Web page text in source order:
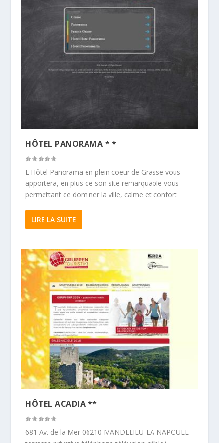
HÔTEL PANORAMA * *
L'Hôtel Panorama en plein coeur de Grasse vous
apportera, en plus de son site remarquable vous
permettant de dominer la ville, calme et confort
LIRE LA SUITE
HÔTEL ACADIA **
681 Av. de la Mer 06210 MANDELIEU-LA NAPOULE